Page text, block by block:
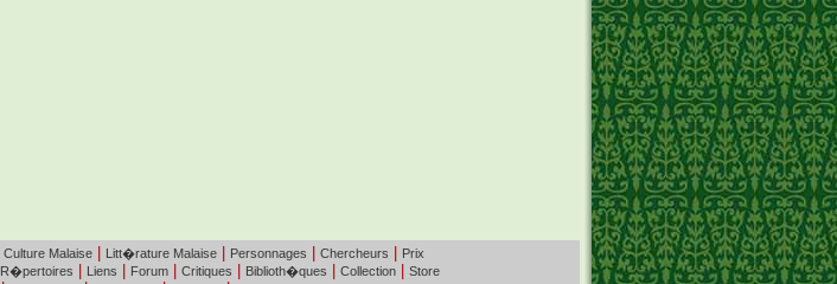
Culture Malaise| Litt�rature Malaise| Personnages Chercheurs
Prix
R�pertoires Liens Forum Critiques Biblioth�ques Collection
Store